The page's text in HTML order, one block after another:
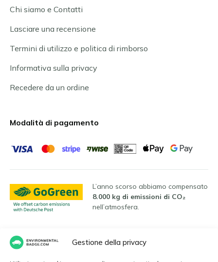
Gestione della privacy
Chi siamo e Contatti
Lasciare una recensione
Termini di utilizzo e politica di rimborso
Informativa sulla privacy
Recedere da un ordine
Modalità di pagamento
L’anno scorso abbiamo compensato
8.000 kg di emissioni di CO₂
nell’atmosfera.
Lingue